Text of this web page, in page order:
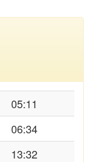
05:11
06:34
13:32